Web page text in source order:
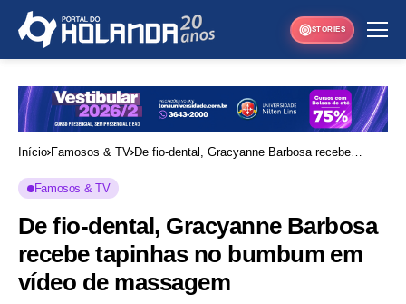
STORIES
Início Famosos & TV De fio-dental, Gracyanne Barbosa recebe
Famosos & TV
De fio-dental, Gracyanne Barbosa
recebe tapinhas no bumbum em
vídeo de massagem